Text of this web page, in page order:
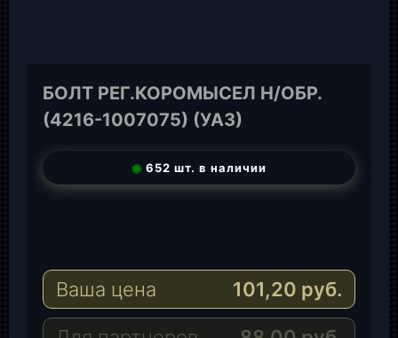
БОЛТ РЕГ.КОРОМЫСЕЛ Н/ОБР.
(4216-1007075) (УАЗ)
◉ 652 шт. в наличии
e
r
a
a
s
A
a
i
Ваша цена 101,20 руб.